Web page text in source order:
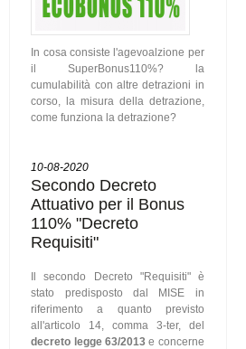
In cosa consiste l'agevoalzione per
il SuperBonus110%? la
cumulabilità con altre detrazioni in
corso, la misura della detrazione,
come funziona la detrazione?
10-08-2020
Secondo Decreto
Attuativo per il Bonus
110% "Decreto
Requisiti"
Il secondo Decreto "Requisiti" è
stato predisposto dal MISE in
riferimento a quanto previsto
all'articolo 14, comma 3-ter, del
decreto legge 63/2013 e concerne